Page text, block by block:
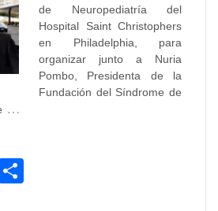
de Neuropediatría del
Hospital Saint Christophers
en Philadelphia, para
organizar junto a Nuria
Pombo, Presidenta de la
Fundación del Síndrome de
…
Email